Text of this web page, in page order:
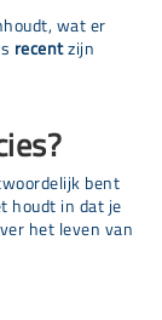
wat er
recentzijn
bent
houdt in dat je
het leven van